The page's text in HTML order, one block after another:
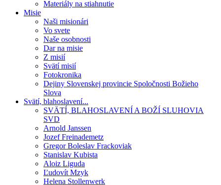
Materiály na stiahnutie
Misie
Naši misionári
Vo svete
Naše osobnosti
Dar na misie
Z misií
Svätí misií
Fotokronika
Dejiny Slovenskej provincie Spoločnosti Božieho
Slova
Svätí, blahoslavení...
SVÄTÍ, BLAHOSLAVENÍ A BOŽÍ SLUHOVIA
SVD
Arnold Janssen
Jozef Freinademetz
Gregor Boleslav Frackoviak
Stanislav Kubista
Aloiz Liguda
Ľudovít Mzyk
Helena Stollenwerk